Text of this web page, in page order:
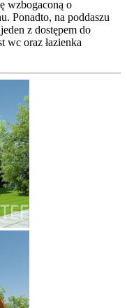
wzbogaconą o
Ponadto, na poddaszu
z dostępem do
wc oraz łazienka